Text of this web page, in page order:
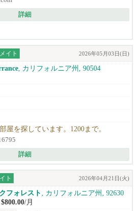
詳細
イト 2026年05月03日(日)
, カリフォルニア州, 90504
屋を探しています。1200まで。
詳細
ト 2026年04月21日(火)
フォレスト
, カリフォルニア州, 92630
/月